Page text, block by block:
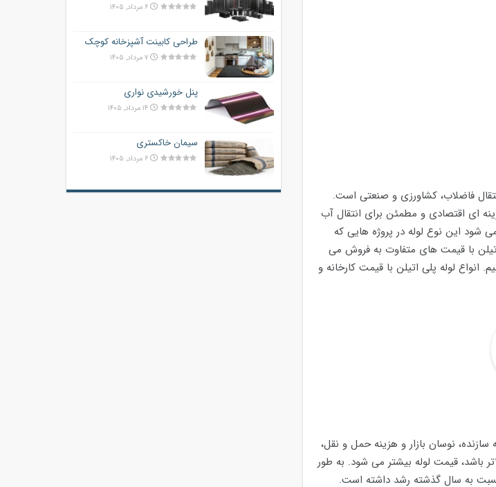
انتقال فاضلاب، کشاورزی و صنعتی است.
ای اقتصادی و مطمئن برای انتقال آب
این نوع لوله در پروژه هایی که
با قیمت های متفاوت به فروش می
انواع لوله پلی اتیلن با قیمت کارخانه و
نوسان بازار و هزینه حمل و نقل،
نیز بالاتر باشد، قیمت لوله بیشتر می شود. به طور
۶ مرداد, ۱۴۰۵
طراحی کابینت آشپزخانه کوچک
۷ مرداد, ۱۴۰۵
پنل خورشیدی نواری
۱۴ مرداد, ۱۴۰۵
سیمان خاکستری
۶ مرداد, ۱۴۰۵